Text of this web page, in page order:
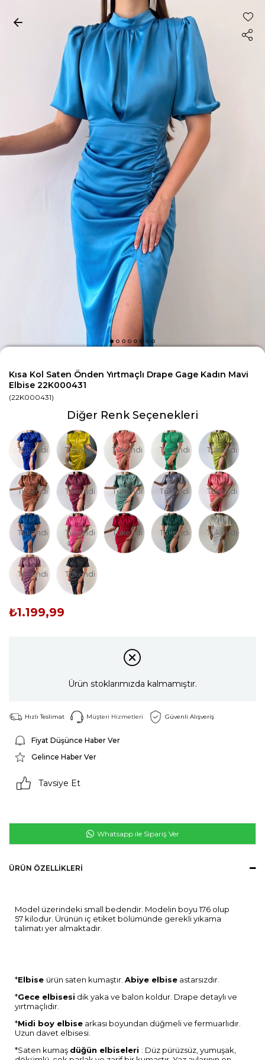
Kısa Kol Saten Önden Yırtmaçlı Drape Gage Kadın Mavi
Elbise 22K000431
(22K000431)
Diğer Renk Seçenekleri
Tükendi Tükendi Tükendi Tükendi Tükendi
Tükendi Tükendi Tükendi Tükendi Tükendi
Tükendi Tükendi Tükendi Tükendi Tükendi
Tükendi Tükendi
₺1.199,99
Ürün stoklarımızda kalmamıştır.
Hızlı Teslimat Müşteri Hizmetleri Güvenli Alışveriş
Fiyat Düşünce Haber Ver
Gelince Haber Ver
Tavsiye Et
Whatsapp ile Sipariş Ver
ÜRÜN ÖZELLIKLERI
Model üzerindeki small bedendir. Modelin boyu 176 olup
57 kilodur. Ürünün iç etiket bölümünde gerekli yıkama
talimatı yer almaktadır.
*Elbise ürün saten kumaştır. Abiye elbise astarsızdır.
*Gece elbisesi dik yaka ve balon koldur. Drape detaylı ve
yırtmaçlıdır.
*Midi boy elbise arkası boyundan düğmeli ve fermuarlıdır.
Uzun davet elbisesi.
*Saten kumaş düğün elbiseleri : Düz pürüzsüz, yumuşak,